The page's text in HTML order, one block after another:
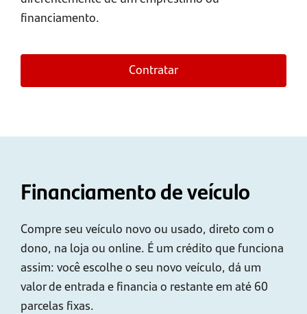
financiamento.
Contratar
Financiamento de veículo
Compre seu veículo novo ou usado, direto com o
dono, na loja ou online. É um crédito que funciona
assim: você escolhe o seu novo veículo, dá um
valor de entrada e financia o restante em até 60
parcelas fixas.